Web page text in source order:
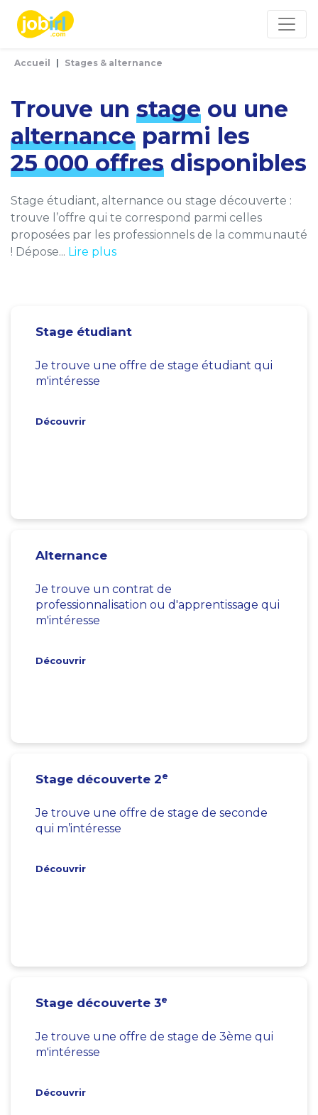
Accueil Stages & alternance
Trouve un stage ou une
alternance parmi les
25 000 offres disponibles
Stage étudiant, alternance ou stage découverte :
trouve l’offre qui te correspond parmi celles
proposées par les professionnels de la communauté
! Dépose... Lire plus
Stage étudiant
Je trouve une offre de stage étudiant qui
m'intéresse
Découvrir
Alternance
Je trouve un contrat de
professionnalisation ou d'apprentissage qui
m'intéresse
Découvrir
Stage découverte 2e
Je trouve une offre de stage de seconde
qui m’intéresse
Découvrir
Stage découverte 3e
Je trouve une offre de stage de 3ème qui
m'intéresse
Découvrir
Panneau de gestion des cookies